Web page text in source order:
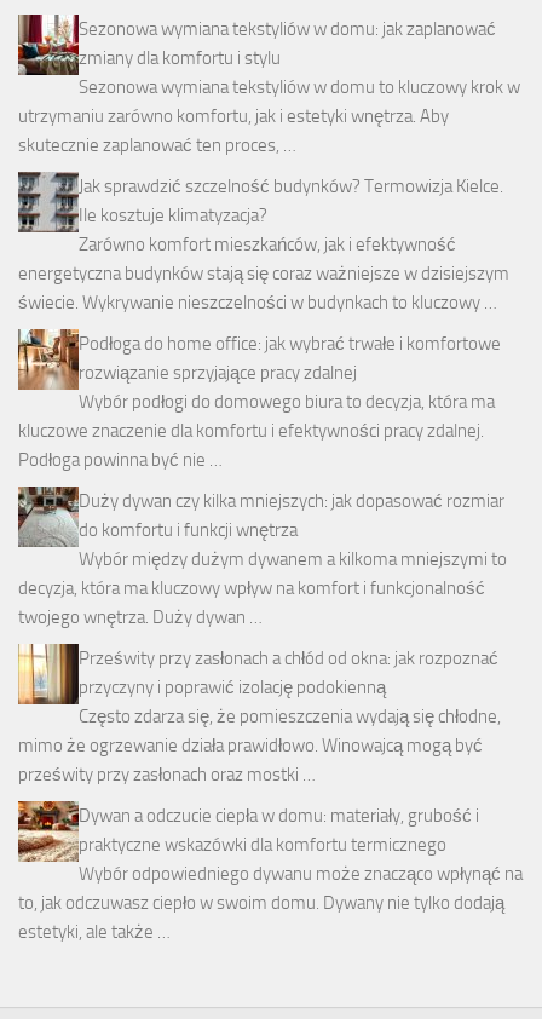
Sezonowa wymiana tekstyliów w domu: jak zaplanować
zmiany dla komfortu i stylu
Sezonowa wymiana tekstyliów w domu to kluczowy krok w
utrzymaniu zarówno komfortu, jak i estetyki wnętrza. Aby
skutecznie zaplanować ten proces, …
Jak sprawdzić szczelność budynków? Termowizja Kielce.
Ile kosztuje klimatyzacja?
Zarówno komfort mieszkańców, jak i efektywność
energetyczna budynków stają się coraz ważniejsze w dzisiejszym
świecie. Wykrywanie nieszczelności w budynkach to kluczowy …
Podłoga do home office: jak wybrać trwałe i komfortowe
rozwiązanie sprzyjające pracy zdalnej
Wybór podłogi do domowego biura to decyzja, która ma
kluczowe znaczenie dla komfortu i efektywności pracy zdalnej.
Podłoga powinna być nie …
Duży dywan czy kilka mniejszych: jak dopasować rozmiar
do komfortu i funkcji wnętrza
Wybór między dużym dywanem a kilkoma mniejszymi to
decyzja, która ma kluczowy wpływ na komfort i funkcjonalność
twojego wnętrza. Duży dywan …
Prześwity przy zasłonach a chłód od okna: jak rozpoznać
przyczyny i poprawić izolację podokienną
Często zdarza się, że pomieszczenia wydają się chłodne,
mimo że ogrzewanie działa prawidłowo. Winowajcą mogą być
prześwity przy zasłonach oraz mostki …
Dywan a odczucie ciepła w domu: materiały, grubość i
praktyczne wskazówki dla komfortu termicznego
Wybór odpowiedniego dywanu może znacząco wpłynąć na
to, jak odczuwasz ciepło w swoim domu. Dywany nie tylko dodają
estetyki, ale także …